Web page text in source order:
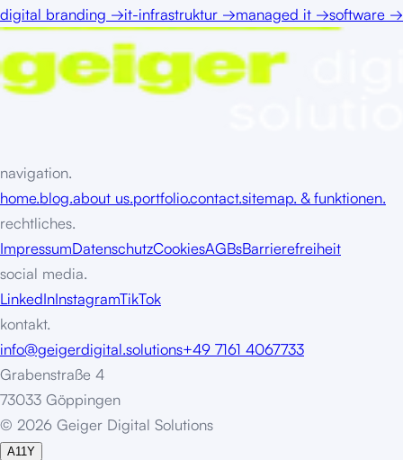
digital branding →it-infrastruktur →managed it →software →
navigation.
home.blog.about us.portfolio.contact.sitemap. & funktionen.
rechtliches.
ImpressumDatenschutzCookiesAGBsBarrierefreiheit
social media.
LinkedInInstagramTikTok
kontakt.
info@geigerdigital.solutions+49 7161 4067733
Grabenstraße 4
73033 Göppingen
© 2026 Geiger Digital Solutions
A11Y